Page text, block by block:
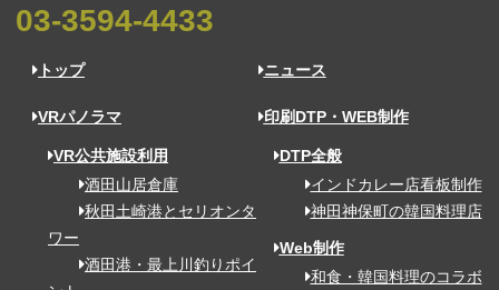
03-3594-4433
トップ ニュース
VRパノラマ
VR公共施設利用
酒田山居倉庫
秋田土崎港とセリオンタ
ワー
酒田港・最上川釣りポイ
印刷DTP・WEB制作
DTP全般
インドカレー店看板制作
神田神保町の韓国料理店
Web制作
和食・韓国料理のコラボ